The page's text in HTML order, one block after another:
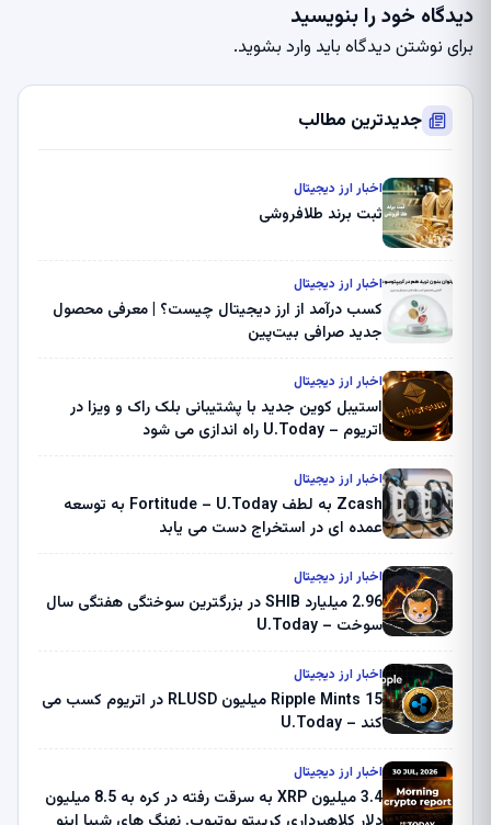
دیدگاه خود را بنویسید
برای نوشتن دیدگاه باید وارد بشوید.
جدیدترین مطالب
اخبار ارز دیجیتال
ثبت برند طلافروشی
اخبار ارز دیجیتال
کسب درآمد از ارز دیجیتال چیست؟ | معرفی محصول
جدید صرافی بیت‌پین
اخبار ارز دیجیتال
استیبل کوین جدید با پشتیبانی بلک راک و ویزا در
اتریوم – U.Today راه اندازی می شود
اخبار ارز دیجیتال
Zcash به لطف Fortitude – U.Today به توسعه
عمده ای در استخراج دست می یابد
اخبار ارز دیجیتال
2.96 میلیارد SHIB در بزرگترین سوختگی هفتگی سال
سوخت – U.Today
اخبار ارز دیجیتال
Ripple Mints 15 میلیون RLUSD در اتریوم کسب می
کند – U.Today
اخبار ارز دیجیتال
3.4 میلیون XRP به سرقت رفته در کره به 8.5 میلیون